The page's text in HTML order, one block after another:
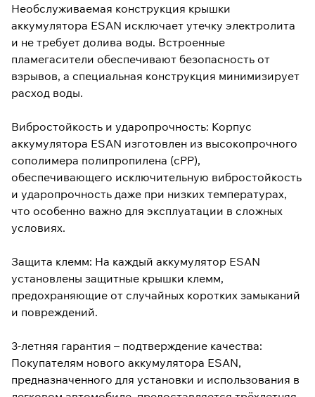
Необслуживаемая конструкция крышки
аккумулятора ESAN исключает утечку электролита
и не требует долива воды. Встроенные
пламегасители обеспечивают безопасность от
взрывов, а специальная конструкция минимизирует
расход воды.
Вибростойкость и ударопрочность: Корпус
аккумулятора ESAN изготовлен из высокопрочного
сополимера полипропилена (cPP),
обеспечивающего исключительную вибростойкость
и ударопрочность даже при низких температурах,
что особенно важно для эксплуатации в сложных
условиях.
Защита клемм: На каждый аккумулятор ESAN
установлены защитные крышки клемм,
предохраняющие от случайных коротких замыканий
и повреждений.
3-летняя гарантия – подтверждение качества:
Покупателям нового аккумулятора ESAN,
предназначенного для установки и использования в